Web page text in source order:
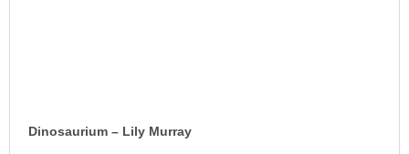
Dinosaurium – Lily Murray